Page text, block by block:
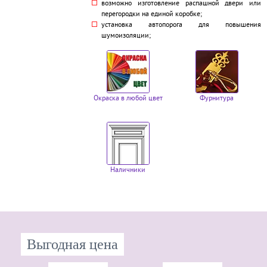
возможно изготовление распашной двери или
перегородки на единой коробке;
установка автопорога для повышения
шумоизоляции;
Окраска в любой цвет Фурнитура
Наличники
Выгодная цена